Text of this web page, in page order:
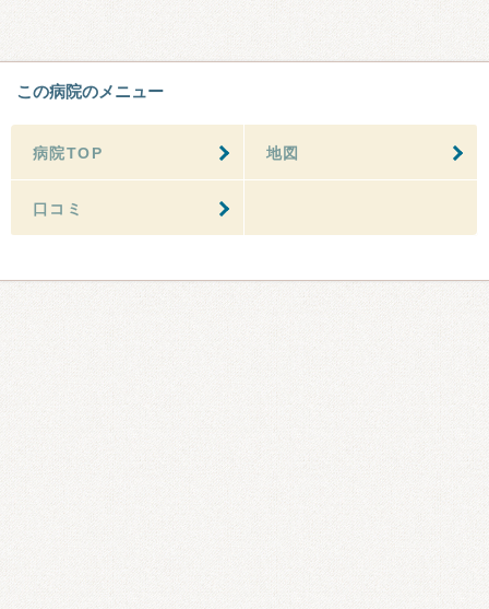
この病院のメニュー
病院TOP 地図
口コミ